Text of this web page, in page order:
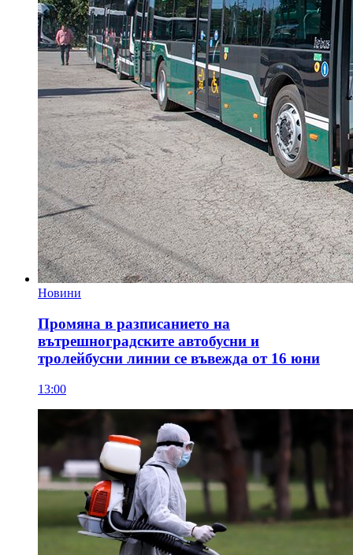
Новини
Промяна в разписанието на
вътрешноградските автобусни и
тролейбусни линии се въвежда от 16 юни
13:00